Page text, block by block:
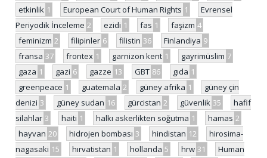
etkinlik 1 European Court of Human Rights 1
Evrensel
Periyodik İnceleme 2 ezidi 1 fas 1 faşizm 4
feminizm 2 filipinler 6 filistin 36 Finlandiya 9
fransa 37 frontex 1 garnizon kent 1 gayrimüslim 7
gaza 1 gazi 6 gazze 13 GBT 86 gıda 1
greenpeace 1 guatemala 2 güney afrika 1
güney çin
denizi 3 güney sudan 16 gürcistan 2 güvenlik 35
hafif
silahlar 3 haiti 1 halkı askerlikten soğutma 1 hamas 2
hayvan 20 hidrojen bombası 3 hindistan 12
hirosima-
nagasaki 15 hırvatistan 1 hollanda 5 hrw 31
Human